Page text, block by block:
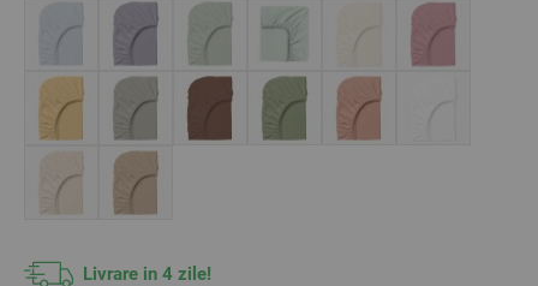
Poate varia ușor culoarea sau tonalitatea.
Livrare in 4 zile!